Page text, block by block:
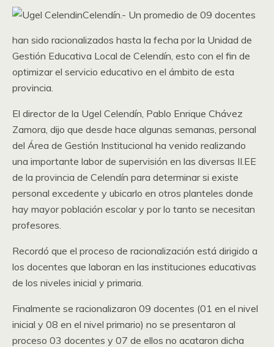
Celendín.- Un promedio de 09 docentes
han sido racionalizados hasta la fecha por la Unidad de
Gestión Educativa Local de Celendín, esto con el fin de
optimizar el servicio educativo en el ámbito de esta
provincia.
El director de la Ugel Celendín, Pablo Enrique Chávez
Zamora, dijo que desde hace algunas semanas, personal
del Área de Gestión Institucional ha venido realizando
una importante labor de supervisión en las diversas II.EE
de la provincia de Celendín para determinar si existe
personal excedente y ubicarlo en otros planteles donde
hay mayor población escolar y por lo tanto se necesitan
profesores.
Recordó que el proceso de racionalización está dirigido a
los docentes que laboran en las instituciones educativas
de los niveles inicial y primaria.
Finalmente se racionalizaron 09 docentes (01 en el nivel
inicial y 08 en el nivel primario) no se presentaron al
proceso 03 docentes y 07 de ellos no acataron dicha